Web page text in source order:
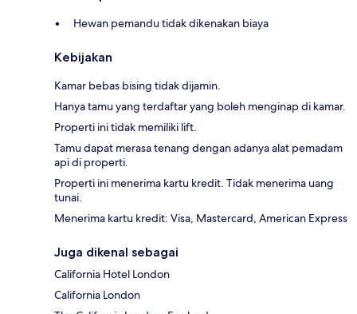
Hewan pemandu tidak dikenakan biaya
Kebijakan
Kamar bebas bising tidak dijamin.
Hanya tamu yang terdaftar yang boleh menginap di kamar.
Properti ini tidak memiliki lift.
Tamu dapat merasa tenang dengan adanya alat pemadam
api di properti.
Properti ini menerima kartu kredit. Tidak menerima uang
tunai.
Menerima kartu kredit: Visa, Mastercard, American Express
Juga dikenal sebagai
California Hotel London
California London